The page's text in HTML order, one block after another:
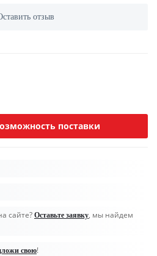
отзыв
поставки
сайте? Оставьте заявку, мы найдем
свою!